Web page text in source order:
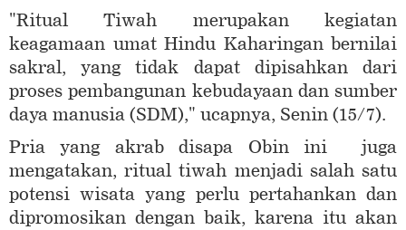
"Ritual Tiwah merupakan kegiatan
keagamaan umat Hindu Kaharingan bernilai
sakral, yang tidak dapat dipisahkan dari
proses pembangunan kebudayaan dan sumber
daya manusia (SDM)," ucapnya, Senin (15/7).
Pria yang akrab disapa Obin ini juga
mengatakan, ritual tiwah menjadi salah satu
potensi wisata yang perlu pertahankan dan
dipromosikan dengan baik, karena itu akan